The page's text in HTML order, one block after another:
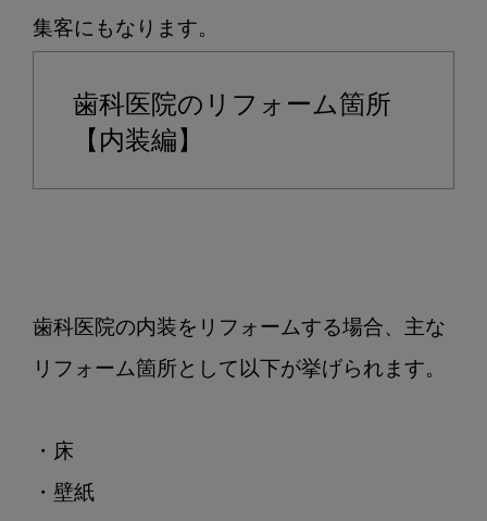
歯科医院のリフォーム箇所
【内装編】
歯科医院の内装をリフォームする場合、主な
リフォーム箇所として以下が挙げられます。
・床
・壁紙